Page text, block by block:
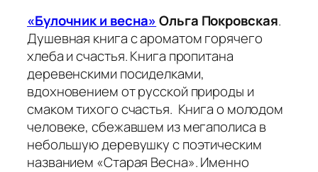
«Булочник и весна» Ольга Покровская.
Душевная книга с ароматом горячего
хлеба и счастья. Книга пропитана
деревенскими посиделками,
вдохновением от русской природы и
смаком тихого счастья. Книга о молодом
человеке, сбежавшем из мегаполиса в
небольшую деревушку с поэтическим
названием «Старая Весна». Именно